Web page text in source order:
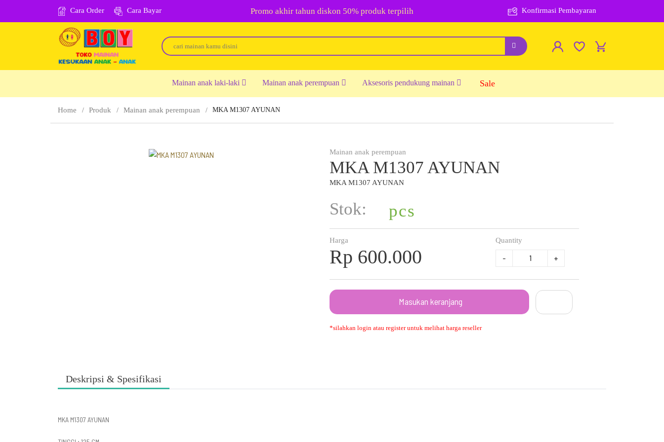
Cara Order Cara Bayar Promo akhir tahun diskon 50% produk terpilih Konfirmasi Pembayaran
Mainan anak laki-laki Mainan anak perempuan Aksesoris pendukung mainan Sale
Home Produk Mainan anak perempuan MKA M1307 AYUNAN
Mainan anak perempuan
MKA M1307 AYUNAN
MKA M1307 AYUNAN
Stok: pcs
Harga
Rp 600.000
Quantity
- +
Masukan keranjang
*silahkan login atau register untuk melihat harga reseller
Deskripsi & Spesifikasi
MKA M1307 AYUNAN